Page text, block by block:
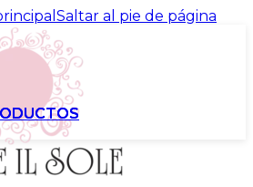
Saltar al pie de página